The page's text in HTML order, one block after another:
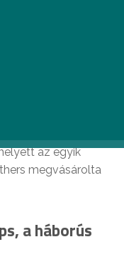
az egyik
megvásárolta
a háborús